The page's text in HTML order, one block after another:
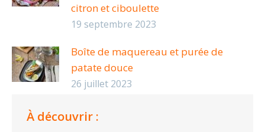
citron et ciboulette
19 septembre 2023
Boîte de maquereau et purée de
patate douce
26 juillet 2023
À découvrir :